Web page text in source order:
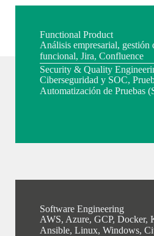
Functional Product
Análisis empresarial, gestión
funcional, Jira, Confluence
Security & Quality
Ciberseguridad y SOC,
Automatización de Pruebas
Software Engineering
AWS, Azure, GCP, Docker,
Ansible, Linux, Windows,